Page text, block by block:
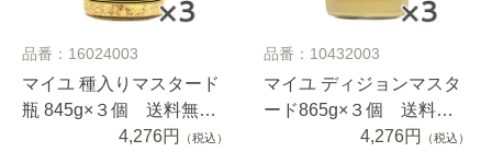
品番：16024003
マイユ 種入りマスタード
瓶 845g×３個 送料無料
（当社負担）4,276円 （税込）
品番：10432003
マイユ ディジョンマスタ
ード865g×３個 送料無
料（当社負担）4,276円 （税込）